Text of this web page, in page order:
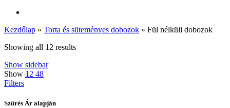
Kezdőlap » Torta és süteményes dobozok » Fül nélküli dobozok
Showing all 12 results
Show sidebar
Show 12 48
Filters
Szűrés Ár alapján